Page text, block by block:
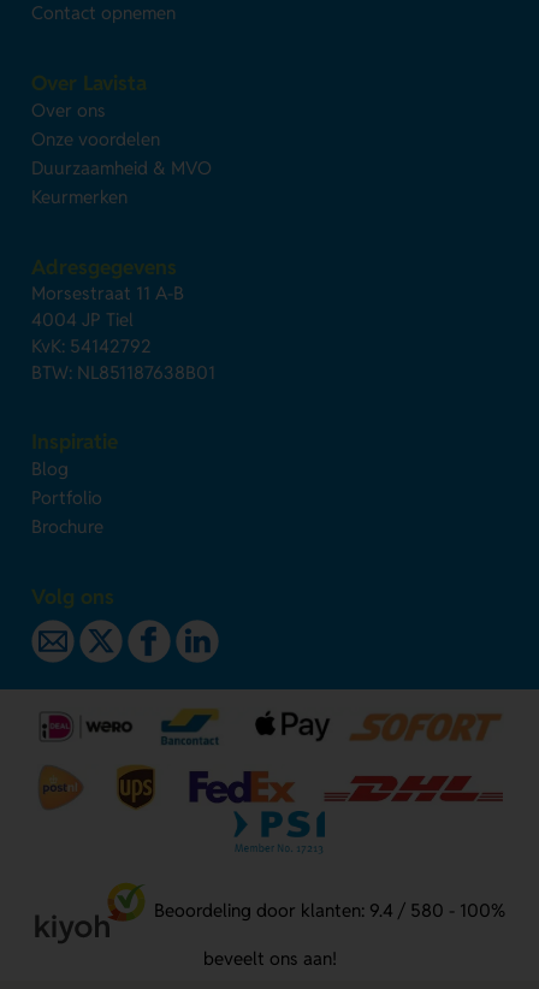
Contact opnemen
Over Lavista
Over ons
Onze voordelen
Duurzaamheid & MVO
Keurmerken
Adresgegevens
Morsestraat 11 A-B
4004 JP Tiel
KvK: 54142792
BTW: NL851187638B01
Inspiratie
Blog
Portfolio
Brochure
Volg ons
Beoordeling door klanten: 9.4 / 580 - 100%
beveelt ons aan!